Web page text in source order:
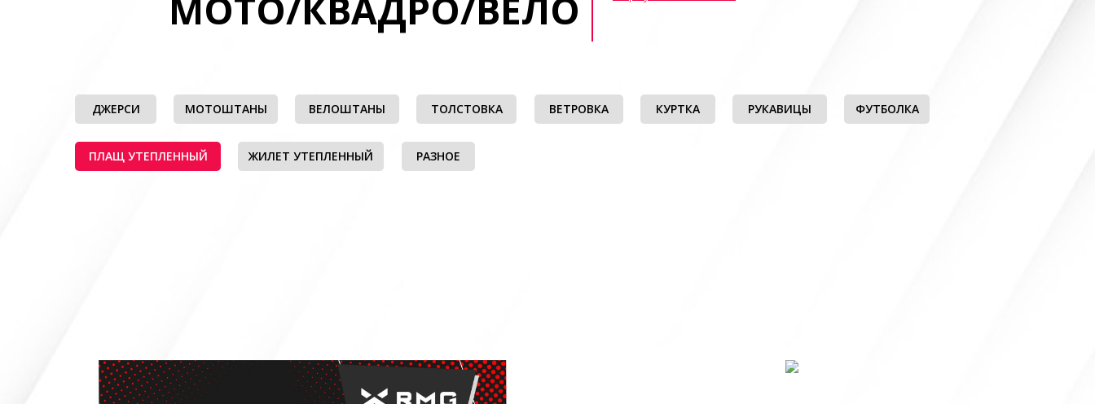
ДЖЕРСИ МОТОШТАНЫ ВЕЛОШТАНЫ ТОЛСТОВКА ВЕТРОВКА КУРТКА РУКАВИЦЫ ФУТБОЛКА
ПЛАЩ УТЕПЛЕННЫЙ ЖИЛЕТ УТЕПЛЕННЫЙ РАЗНОЕ